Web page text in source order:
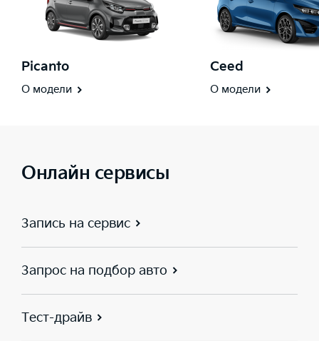
Picanto
О модели
Ceed
О модели
Онлайн сервисы
Запись на сервис
Запрос на подбор авто
Тест-драйв